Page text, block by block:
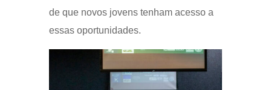
de que novos jovens tenham acesso a
essas oportunidades.